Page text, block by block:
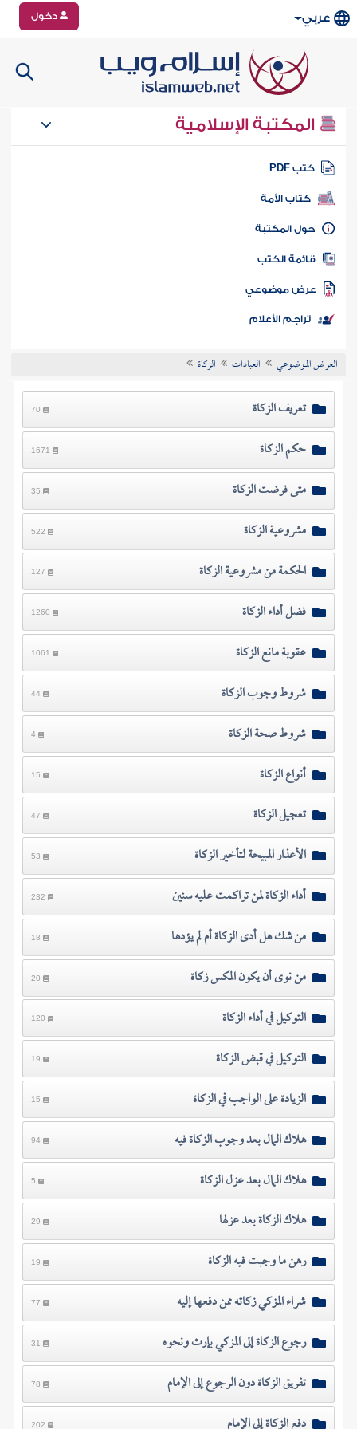
عربي دخول
المكتبة الإسلامية
كتب PDF
كتاب الأمة
المكتبة
الكتب
موضوعي
تراجم الأعلام
العرض الموضوعي العبادات الزكاة
تعريف الزكاة 70
حكم الزكاة 1671
متى فرضت الزكاة 35
مشروعية الزكاة 522
الحكمة من مشروعية الزكاة 127
فضل أداء الزكاة 1260
عقوبة مانع الزكاة 1061
شروط وجوب الزكاة 44
شروط صحة الزكاة 4
أنواع الزكاة 15
تعجيل الزكاة 47
الأعذار المبيحة لتأخير الزكاة 53
أداء الزكاة لمن تراكمت عليه سنين 232
من شك هل أدى الزكاة أم لم يؤدها 18
من نوى أن يكون المكس زكاة 20
التوكيل في أداء الزكاة 120
التوكيل في قبض الزكاة 19
الزيادة على الواجب في الزكاة 15
هلاك المال بعد وجوب الزكاة فيه 94
هلاك المال بعد عزل الزكاة 5
هلاك الزكاة بعد عزلها 29
رهن ما وجبت فيه الزكاة 19
شراء المزكي زكاته ممن دفعها إليه 77
رجوع الزكاة إلى المزكي بإرث ونحوه 31
تفريق الزكاة دون الرجوع إلى الإمام 78
202